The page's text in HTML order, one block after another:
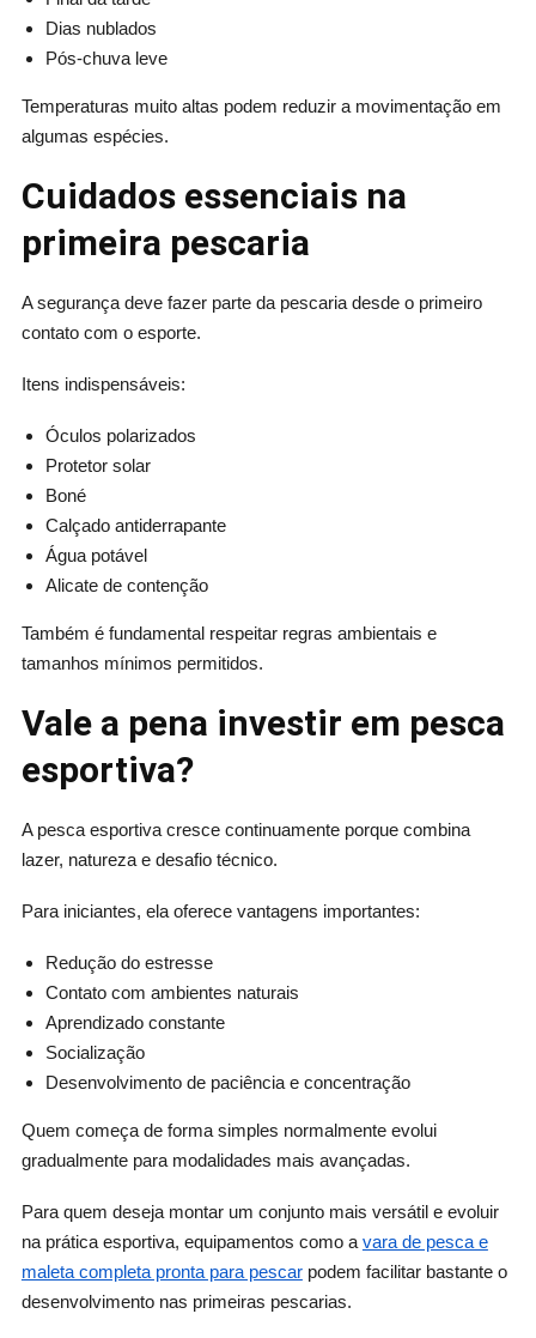
Dias nublados
Pós-chuva leve
Temperaturas muito altas podem reduzir a movimentação em
algumas espécies.
Cuidados essenciais na
primeira pescaria
A segurança deve fazer parte da pescaria desde o primeiro
contato com o esporte.
Itens indispensáveis:
Óculos polarizados
Protetor solar
Boné
Calçado antiderrapante
Água potável
Alicate de contenção
Também é fundamental respeitar regras ambientais e
tamanhos mínimos permitidos.
Vale a pena investir em pesca
esportiva?
A pesca esportiva cresce continuamente porque combina
lazer, natureza e desafio técnico.
Para iniciantes, ela oferece vantagens importantes:
Redução do estresse
Contato com ambientes naturais
Aprendizado constante
Socialização
Desenvolvimento de paciência e concentração
Quem começa de forma simples normalmente evolui
gradualmente para modalidades mais avançadas.
Para quem deseja montar um conjunto mais versátil e evoluir
na prática esportiva, equipamentos como a vara de pesca e
maleta completa pronta para pescarpodem facilitar bastante o
desenvolvimento nas primeiras pescarias.